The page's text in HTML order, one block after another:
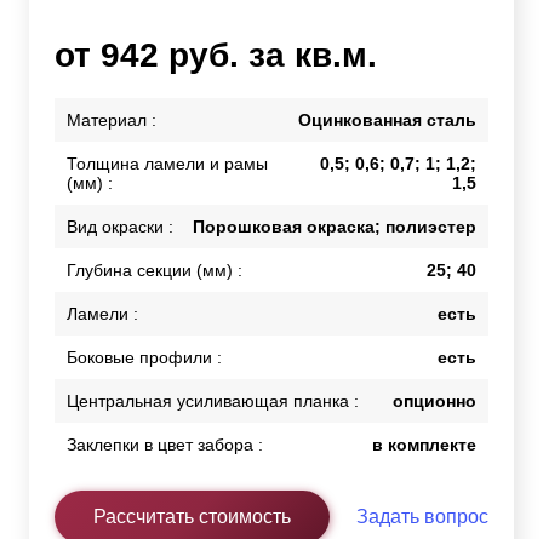
от 942 руб. за кв.м.
Материал : Оцинкованная сталь
Толщина ламели и рамы
(мм) :
0,5; 0,6; 0,7; 1; 1,2;
1,5
Вид окраски : Порошковая окраска; полиэстер
Глубина секции (мм) : 25; 40
Ламели : есть
Боковые профили : есть
Центральная усиливающая планка : опционно
Заклепки в цвет забора : в комплекте
Рассчитать стоимость Задать вопрос